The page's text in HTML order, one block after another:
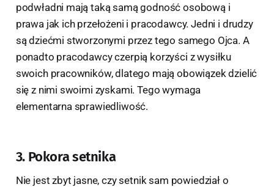
podwładni mają taką samą godność osobową i
prawa jak ich przełożeni i pracodawcy. Jedni i drudzy
są dziećmi stworzonymi przez tego samego Ojca. A
ponadto pracodawcy czerpią korzyści z wysiłku
swoich pracowników, dlatego mają obowiązek dzielić
się z nimi swoimi zyskami. Tego wymaga
elementarna sprawiedliwość.
3. Pokora setnika
Nie jest zbyt jasne, czy setnik sam powiedział o